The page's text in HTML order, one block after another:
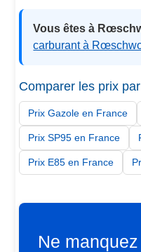
Vous êtes à
carburant à
Comparer les prix
Prix Gazole en France
Prix SP95 en France
Prix E85 en France
Ne